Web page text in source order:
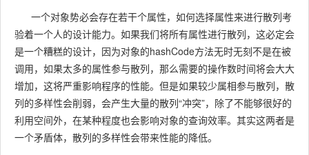
一个对象势必会存在若干个属性，如何选择属性来进行散列考
验着一个人的设计能力。如果我们将所有属性进行散列，这必定会
是一个糟糕的设计，因为对象的hashCode方法无时无刻不是在被
调用，如果太多的属性参与散列，那么需要的操作数时间将会大大
增加，这将严重影响程序的性能。但是如果较少属相参与散列，散
列的多样性会削弱，会产生大量的散列“冲突”，除了不能够很好的
利用空间外，在某种程度也会影响对象的查询效率。其实这两者是
一个矛盾体，散列的多样性会带来性能的降低。